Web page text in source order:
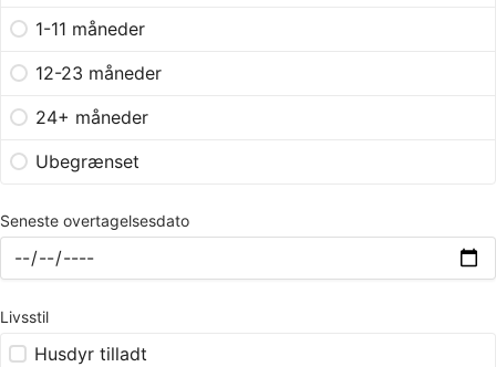
1-11 måneder
12-23 måneder
24+ måneder
Ubegrænset
Seneste overtagelsesdato
Livsstil
Husdyr tilladt